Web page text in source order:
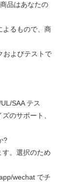
品はあなたの
よるもので、商
およびテストで
SAA テス
のサポート、
?
。選択のため
wechat でチ